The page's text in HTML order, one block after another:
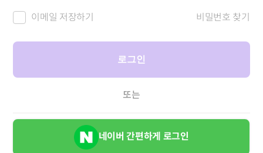
이메일 저장하기 비밀번호 찾기
로그인
또는
네이버 간편하게 로그인